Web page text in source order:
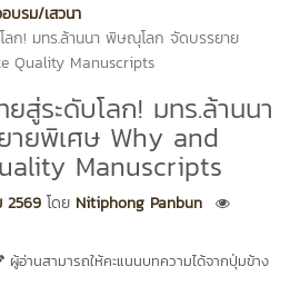
บรม/เสวนา
ลก! มทร.ล้านนา พิษณุโลก จัดบรรยาย
Quality Manuscripts
สู่ระดับโลก! มทร.ล้านนา
ยพิเศษ Why and
Manuscripts
2569 โดย Nitiphong Panbun
ผู้อ่านสามารถให้คะแนนบทความได้จากปุ่มข้าง